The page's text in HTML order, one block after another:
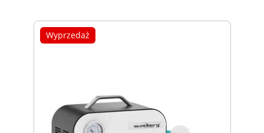
Wyprzedaż